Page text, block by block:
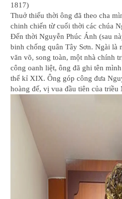
1817)
Thuở thiếu thời ông đã theo cha
chinh chiến từ cuối thời các chúa
Đến thời Nguyễn Phúc Ánh (sau
binh chống quân Tây Sơn. Ngài là
văn võ, song toàn, một nhà chính
công oanh liệt, ông đã ghi tên
thế kỉ XIX. Ông góp công đưa
hoàng đế, vị vua đầu tiên của